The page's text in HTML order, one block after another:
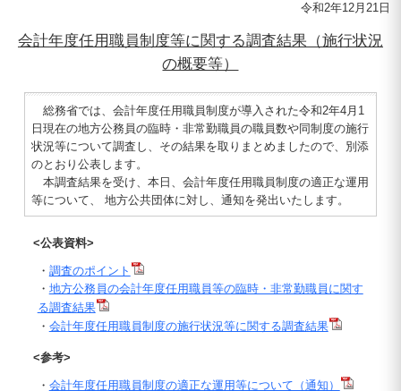
令和2年12月21日
会計年度任用職員制度等に関する調査結果（施行状況
の概要等）
総務省では、会計年度任用職員制度が導入された令和2年4月1
日現在の地方公務員の臨時・非常勤職員の職員数や同制度の施行
状況等について調査し、その結果を取りまとめましたので、別添
のとおり公表します。
本調査結果を受け、本日、会計年度任用職員制度の適正な運用
等について、 地方公共団体に対し、通知を発出いたします。
<公表資料>
・ 調査のポイント
・ 地方公務員の会計年度任用職員等の臨時・非常勤職員に関す
る調査結果
・ 会計年度任用職員制度の施行状況等に関する調査結果
<参考>
・ 会計年度任用職員制度の適正な運用等について（通知）